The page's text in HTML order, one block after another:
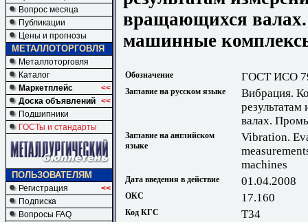
Вопрос месяца
Публикации
Цены и прогнозы
МЕТАЛЛОТОРГОВЛЯ
Металлоторговля
Каталог
Маркетплейс
<<
Доска объявлений <<
Подшипники
ГОСТы и стандарты
ПОЛЬЗОВАТЕЛЯМ
Регистрация
<<
Подписка
Вопросы FAQ
вращающихся
машинные
Обозначение ГОСТ ИСО
Заглавие на русском языке
Вибрация.
валах.
Заглавие на английском
языке
Vibration.
machines
Дата введения в действие 01.04.2008
ОКС 17.160
Код КГС Т34